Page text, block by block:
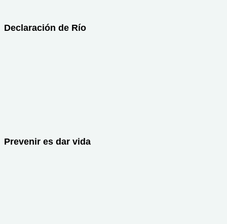
Declaración de Río
Prevenir es dar vida